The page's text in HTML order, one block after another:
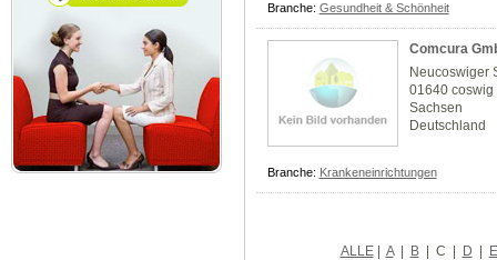
Branche: Gesundheit & Schönheit
Comcura
Neucoswiger
01640 coswig
Sachsen
Deutschland
Branche: Krankeneinrichtungen
ALLE| A | B | C | D | E